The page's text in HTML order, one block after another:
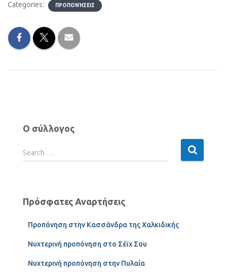
Categories: ΠΡΟΠΟΝΉΣΕΙΣ
Ο σύλλογος
Search …
Πρόσφατες Αναρτήσεις
Προπόνηση στην Κασσάνδρα της Χαλκιδικής
Νυχτερινή προπόνηση στο Σέϊχ Σου
Νυχτερινή προπόνηση στην Πυλαία